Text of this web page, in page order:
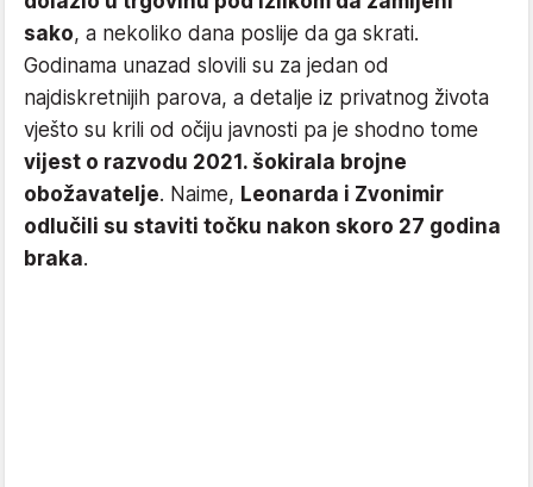
sako, a nekoliko dana poslije da ga skrati.
Godinama unazad slovili su za jedan od
najdiskretnijih parova, a detalje iz privatnog života
vješto su krili od očiju javnosti pa je shodno tome
vijest o razvodu 2021. šokirala brojne
obožavatelje. Naime, Leonarda i Zvonimir
odlučili su staviti točku nakon skoro 27 godina
braka.